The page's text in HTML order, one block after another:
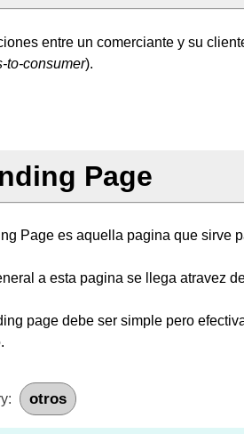
entre un comerciante y su
to-consumer).
Page
Page es aquella pagina que sirve
a esta pagina se llega atravez
page debe ser simple pero
otros